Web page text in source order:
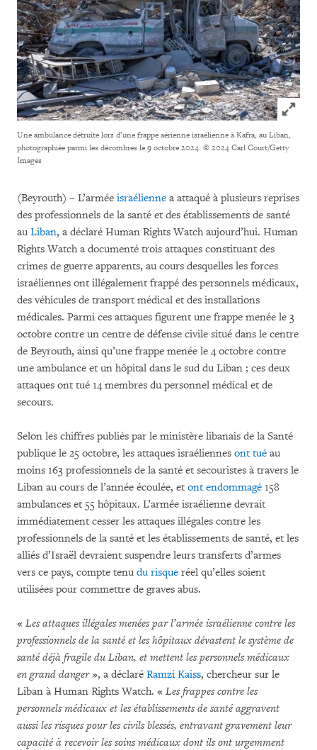
Click to
Une ambulance détruite lors d’une frappe aérienne israélienne à Kafra, au Liban,
photographiée parmi les décombres le 9 octobre 2024. © 2024 Carl Court/Getty
Images
(Beyrouth) – L’armée israélienne a attaqué à plusieurs reprises
des professionnels de la santé et des établissements de santé
au Liban, a déclaré Human Rights Watch aujourd’hui. Human
Rights Watch a documenté trois attaques constituant des
crimes de guerre apparents, au cours desquelles les forces
israéliennes ont illégalement frappé des personnels médicaux,
des véhicules de transport médical et des installations
médicales. Parmi ces attaques figurent une frappe menée le 3
octobre contre un centre de défense civile situé dans le centre
de Beyrouth, ainsi qu’une frappe menée le 4 octobre contre
une ambulance et un hôpital dans le sud du Liban ; ces deux
attaques ont tué 14 membres du personnel médical et de
secours.
Selon les chiffres publiés par le ministère libanais de la Santé
publique le 25 octobre, les attaques israéliennes ont tué au
moins 163 professionnels de la santé et secouristes à travers le
Liban au cours de l’année écoulée, et ont endommagé 158
ambulances et 55 hôpitaux. L’armée israélienne devrait
immédiatement cesser les attaques illégales contre les
professionnels de la santé et les établissements de santé, et les
alliés d’Israël devraient suspendre leurs transferts d’armes
vers ce pays, compte tenu du risque réel qu’elles soient
utilisées pour commettre de graves abus.
« Les attaques illégales menées par l’armée israélienne contre les
professionnels de la santé et les hôpitaux dévastent le système de
santé déjà fragile du Liban, et mettent les personnels médicaux
en grand danger», a déclaré Ramzi Kaiss, chercheur sur le
Liban à Human Rights Watch. « Les frappes contre les
personnels médicaux et les établissements de santé aggravent
aussi les risques pour les civils blessés, entravant gravement leur
capacité à recevoir les soins médicaux dont ils ont urgemment